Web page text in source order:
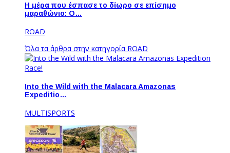
Η μέρα που έσπασε το δίωρο σε επίσημο
μαραθώνιο: Ο…
ROAD
Όλα τα άρθρα στην κατηγορία ROAD
Into the Wild with the Malacara Amazonas
Expeditio…
MULTISPORTS